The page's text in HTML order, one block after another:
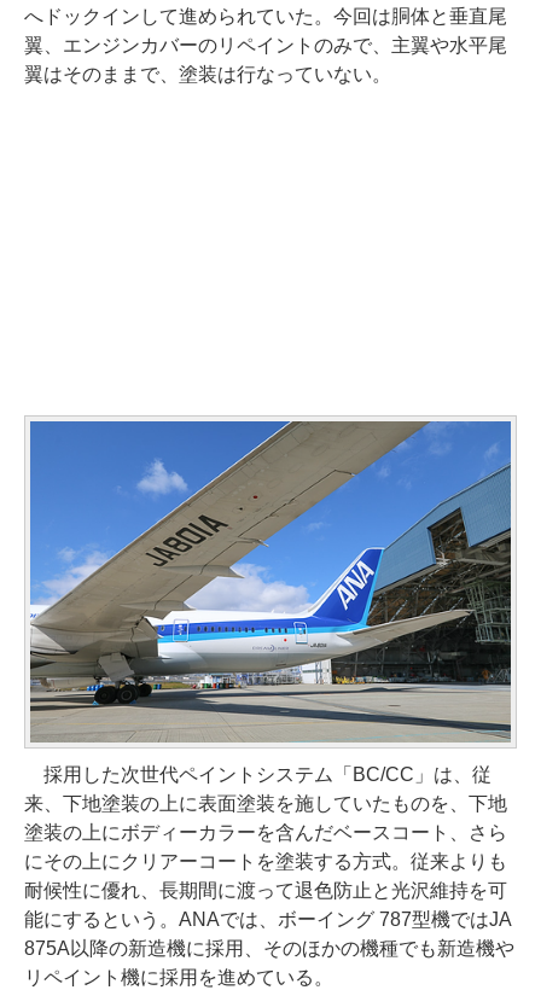
へドックインして進められていた。今回は胴体と垂直尾
翼、エンジンカバーのリペイントのみで、主翼や水平尾
翼はそのままで、塗装は行なっていない。
採用した次世代ペイントシステム「BC/CC」は、従
来、下地塗装の上に表面塗装を施していたものを、下地
塗装の上にボディーカラーを含んだベースコート、さら
にその上にクリアーコートを塗装する方式。従来よりも
耐候性に優れ、長期間に渡って退色防止と光沢維持を可
能にするという。ANAでは、ボーイング 787型機ではJA
875A以降の新造機に採用、そのほかの機種でも新造機や
リペイント機に採用を進めている。